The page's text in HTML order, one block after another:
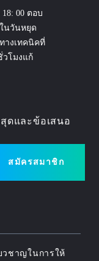
00 ตอบ
นวันหยุด
างเทคนิคที่
วโมงแก้
ดและข้อเสนอ
สมัครสมาชิก
วชาญในการให้